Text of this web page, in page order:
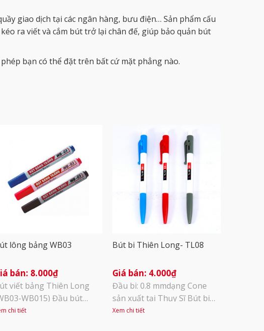
giao dịch tại các ngân hàng, bưu điện… Sản phẩm cấu
ra viết và cắm bút trở lại chân đế, giúp bảo quản bút
bạn có thể đặt trên bất cứ mặt phẳng nào.
lông bảng WB03
8.000₫
viết bảng Thiên Long
WB015) Đầu bút
dễ dàng lau sạch Viết
chi tiết
Bút bi Thiên Long- TL08
4.000₫
Đầu bi: 0.8 mmdạng Cone
sản xuất tại Thụy Sĩ Bút bi
dạng bấm cò. Độ dài viết
Xem chi tiết